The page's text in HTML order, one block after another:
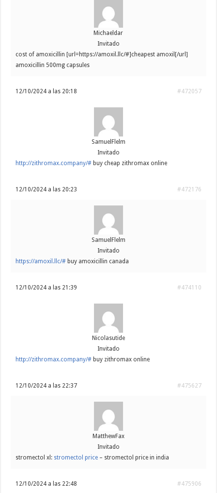
Michaeldar
Invitado
cost of amoxicillin [url=https://amoxil.llc/#]cheapest amoxil[/url]
amoxicillin 500mg capsules
12/10/2024 a las 20:18 #472057
SamuelFlelm
Invitado
http://zithromax.company/# buy cheap zithromax online
12/10/2024 a las 20:23 #472176
SamuelFlelm
Invitado
https://amoxil.llc/# buy amoxicillin canada
12/10/2024 a las 21:39 #474110
Nicolasutide
Invitado
http://zithromax.company/# buy zithromax online
12/10/2024 a las 22:37 #475627
MatthewFax
Invitado
stromectol xl: stromectol price – stromectol price in india
12/10/2024 a las 22:48 #475906